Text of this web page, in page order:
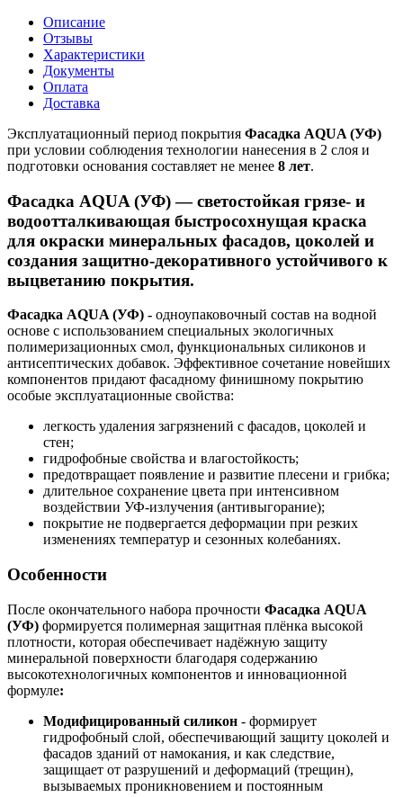
Описание
Отзывы
Характеристики
Документы
Оплата
Доставка
Эксплуатационный период покрытия Фасадка AQUA (УФ)
при условии соблюдения технологии нанесения в 2 слоя и
подготовки основания составляет не менее 8 лет.
Фасадка AQUA (УФ) — светостойкая грязе- и
водоотталкивающая быстросохнущая краска
для окраски минеральных фасадов, цоколей и
создания защитно-декоративного устойчивого к
выцветанию покрытия.
Фасадка AQUA (УФ) - одноупаковочный состав на водной
основе с использованием специальных экологичных
полимеризационных смол, функциональных силиконов и
антисептических добавок. Эффективное сочетание новейших
компонентов придают фасадному финишному покрытию
особые эксплуатационные свойства:
легкость удаления загрязнений с фасадов, цоколей и
стен;
гидрофобные свойства и влагостойкость;
предотвращает появление и развитие плесени и грибка;
длительное сохранение цвета при интенсивном
воздействии УФ-излучения (антивыгорание);
покрытие не подвергается деформации при резких
изменениях температур и сезонных колебаниях.
Особенности
После окончательного набора прочности Фасадка AQUA
(УФ) формируется полимерная защитная плёнка высокой
плотности, которая обеспечивает надёжную защиту
минеральной поверхности благодаря содержанию
высокотехнологичных компонентов и инновационной
формуле:
Модифицированный силикон - формирует
гидрофобный слой, обеспечивающий защиту цоколей и
фасадов зданий от намокания, и как следствие,
защищает от разрушений и деформаций (трещин),
вызываемых проникновением и постоянным